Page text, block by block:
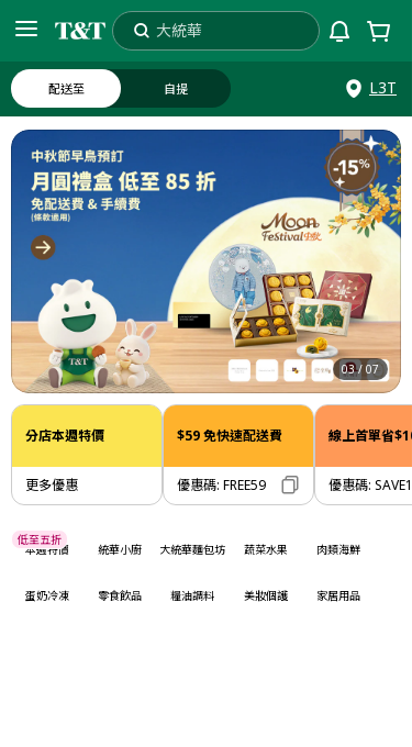
大統華
搜索
配送至 自提 L3T
03/ 07
分店本週特價
更多優惠
$59 免快速配送費
優惠碼: FREE59
線上首單省$10
優惠碼: SAVE10
低至五折
本週特價 統華小廚 大統華麵包坊 蔬菜水果 肉類海鮮
蛋奶冷凍 零食飲品 糧油調料 美妝個護 家居用品